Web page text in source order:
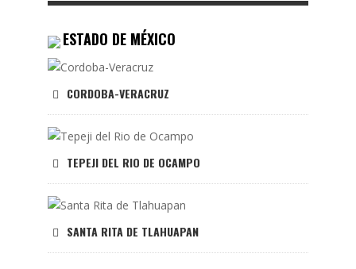
ESTADO DE MÉXICO
CORDOBA-VERACRUZ
TEPEJI DEL RIO DE OCAMPO
SANTA RITA DE TLAHUAPAN